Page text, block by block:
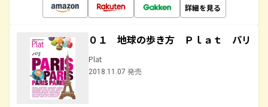
詳細を見る
０１ 地球の歩き方 Ｐｌａｔ パリ
Plat
2018.11.07 発売